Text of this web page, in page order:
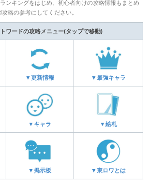
ンキングをはじめ、初心者向けの攻略情報もまとめ
略の参考にしてください。
ワードの攻略メニュー(タップで移動)
▼更新情報 ▼最強キャラ
▼キャラ ▼絵札
▼掲示板 ▼東ロワとは